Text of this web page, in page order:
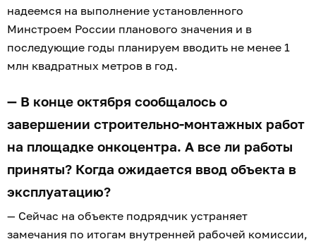
надеемся на выполнение установленного
Минстроем России планового значения и в
последующие годы планируем вводить не менее 1
млн квадратных метров в год.
— В конце октября сообщалось о
завершении строительно-монтажных работ
на площадке онкоцентра. А все ли работы
приняты? Когда ожидается ввод объекта в
эксплуатацию?
— Сейчас на объекте подрядчик устраняет
замечания по итогам внутренней рабочей комиссии,